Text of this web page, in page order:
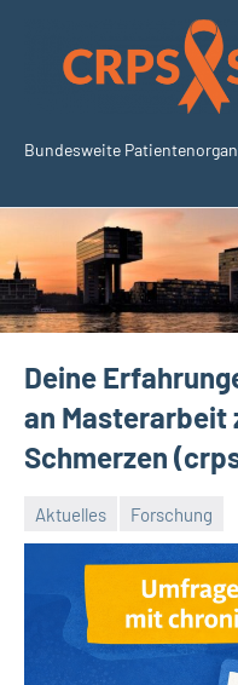
springen
Bundesweite
Deine
an Masterarbeit
Schmerzen
Aktuelles Forschung